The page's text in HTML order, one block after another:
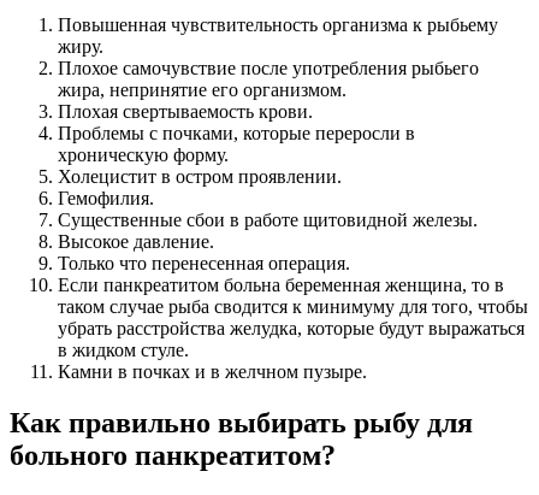
Повышенная чувствительность организма к рыбьему
жиру.
Плохое самочувствие после употребления рыбьего
жира, непринятие его организмом.
Плохая свертываемость крови.
Проблемы с почками, которые переросли в
хроническую форму.
Холецистит в остром проявлении.
Гемофилия.
Существенные сбои в работе щитовидной железы.
Высокое давление.
Только что перенесенная операция.
Если панкреатитом больна беременная женщина, то в
таком случае рыба сводится к минимуму для того, чтобы
убрать расстройства желудка, которые будут выражаться
в жидком стуле.
Камни в почках и в желчном пузыре.
Как правильно выбирать рыбу для
больного панкреатитом?